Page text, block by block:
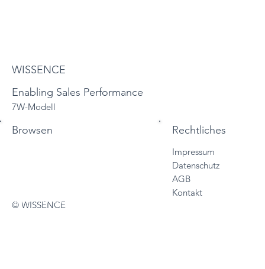
© WISSENCE
WISSENCE
Enabling Sales Performance
7W-Modell
Browsen
Sales Trainings
Rechtliches
Impressum
Datenschutz
AGB
Kontakt